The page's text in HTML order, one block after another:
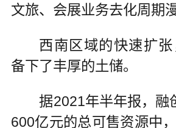
文旅、会展业务去化周期
西南区域的快速扩张
备下了丰厚的土储。
据2021年半年报，融
600亿元的总可售资源中